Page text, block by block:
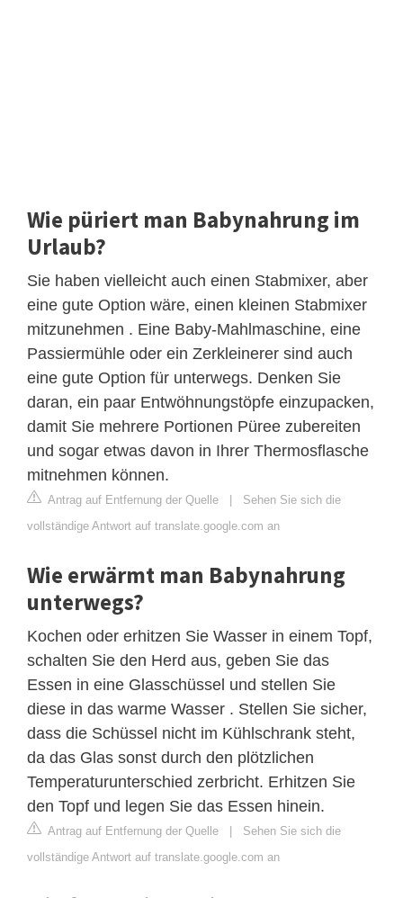
Wie püriert man Babynahrung im
Urlaub?
Sie haben vielleicht auch einen Stabmixer, aber
eine gute Option wäre, einen kleinen Stabmixer
mitzunehmen . Eine Baby-Mahlmaschine, eine
Passiermühle oder ein Zerkleinerer sind auch
eine gute Option für unterwegs. Denken Sie
daran, ein paar Entwöhnungstöpfe einzupacken,
damit Sie mehrere Portionen Püree zubereiten
und sogar etwas davon in Ihrer Thermosflasche
mitnehmen können.
Antrag auf Entfernung der Quelle | Sehen Sie sich die
vollständige Antwort auf translate.google.com an
Wie erwärmt man Babynahrung
unterwegs?
Kochen oder erhitzen Sie Wasser in einem Topf,
schalten Sie den Herd aus, geben Sie das
Essen in eine Glasschüssel und stellen Sie
diese in das warme Wasser . Stellen Sie sicher,
dass die Schüssel nicht im Kühlschrank steht,
da das Glas sonst durch den plötzlichen
Temperaturunterschied zerbricht. Erhitzen Sie
den Topf und legen Sie das Essen hinein.
Antrag auf Entfernung der Quelle | Sehen Sie sich die
vollständige Antwort auf translate.google.com an